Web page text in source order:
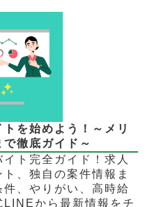
を始めよう！～メリ
徹底ガイド～
ト完全ガイド！求人
、独自の案件情報ま
、やりがい、高時給
から最新情報をチ